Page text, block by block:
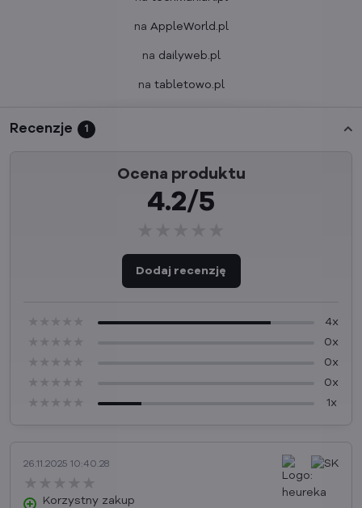
na AppleWorld.pl
na dailyweb.pl
na tabletowo.pl
Recenzje 1
Ocena produktu
4.2/5
Dodaj recenzję
4x
0x
0x
0x
1x
26.11.2025 10:40.28
Korzystny zakup